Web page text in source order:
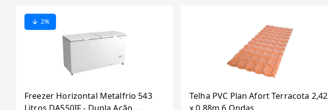
2%
Freezer Horizontal Metalfrio 543
Telha PVC Plan Afort Terracota 2,42